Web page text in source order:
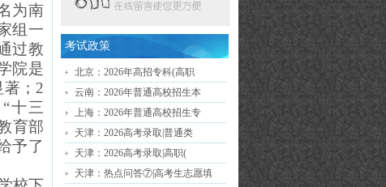
为南
组一
过教
院是
；2
十三
育部
予了
考试政策
北京：2026年高招专科(高职
云南：2026年普通高校招生本
上海：2026年普通高校招生专
天津：2026高考录取|普通类
天津：2026高考录取|高职(
天津：热点问答⑦|高考生志愿填